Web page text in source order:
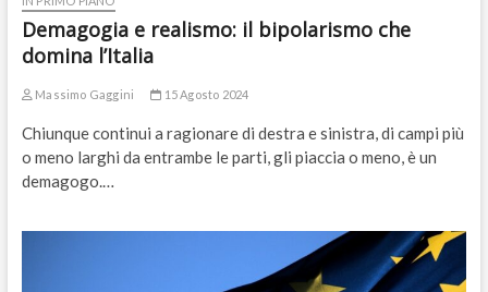
Demagogia e realismo: il bipolarismo che
domina l’Italia
Massimo Gaggini 15 Agosto 2024
Chiunque continui a ragionare di destra e sinistra, di campi più
o meno larghi da entrambe le parti, gli piaccia o meno, è un
demagogo.…